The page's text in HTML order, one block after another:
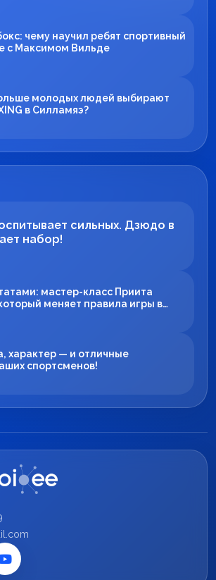
чему научил ребят спортивный
с Максимом Вильде
молодых людей выбирают
в Силламяэ?
сильных. Дзюдо в
набор!
мастер-класс Приита
меняет правила игры в
характер — и отличные
спортсменов!